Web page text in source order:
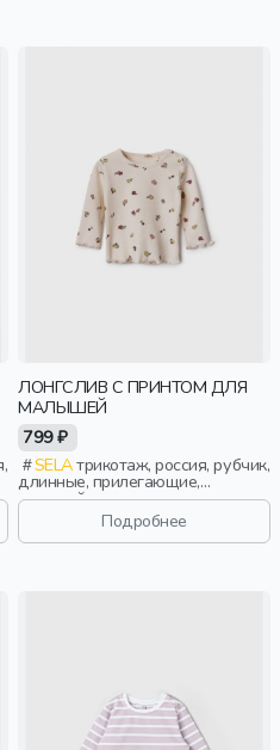
ЛОНГСЛИВ С ПРИНТОМ ДЛЯ
МАЛЫШЕЙ
799 ₽
SELAтрикотаж, россия, рубчик,
длинные, прилегающие,
длинный рукав, застежка,
кнопки, манжета, принт, вырез,
круглый вырез, малыши, дети
Подробнее